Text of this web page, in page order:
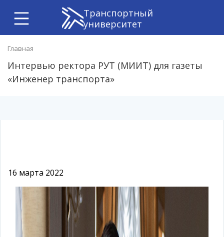
Транспортный
университет
Главная
Интервью ректора РУТ (МИИТ) для газеты
«Инженер транспорта»
16 марта 2022